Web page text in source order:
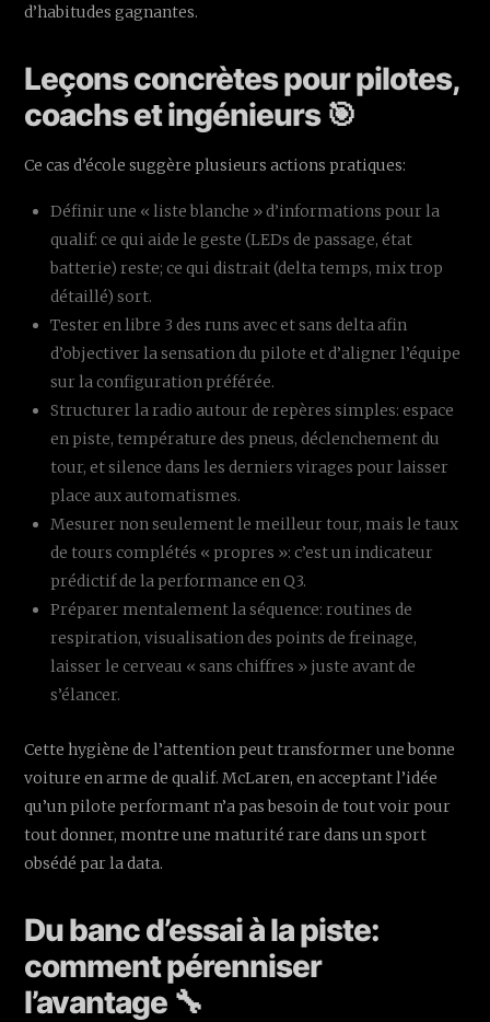
d’habitudes gagnantes.
Leçons concrètes pour pilotes,
coachs et ingénieurs 🎯
Ce cas d’école suggère plusieurs actions pratiques:
Définir une « liste blanche » d’informations pour la
qualif: ce qui aide le geste (LEDs de passage, état
batterie) reste; ce qui distrait (delta temps, mix trop
détaillé) sort.
Tester en libre 3 des runs avec et sans delta afin
d’objectiver la sensation du pilote et d’aligner l’équipe
sur la configuration préférée.
Structurer la radio autour de repères simples: espace
en piste, température des pneus, déclenchement du
tour, et silence dans les derniers virages pour laisser
place aux automatismes.
Mesurer non seulement le meilleur tour, mais le taux
de tours complétés « propres »: c’est un indicateur
prédictif de la performance en Q3.
Préparer mentalement la séquence: routines de
respiration, visualisation des points de freinage,
laisser le cerveau « sans chiffres » juste avant de
s’élancer.
Cette hygiène de l’attention peut transformer une bonne
voiture en arme de qualif. McLaren, en acceptant l’idée
qu’un pilote performant n’a pas besoin de tout voir pour
tout donner, montre une maturité rare dans un sport
obsédé par la data.
Du banc d’essai à la piste:
comment pérenniser
l’avantage 🔧